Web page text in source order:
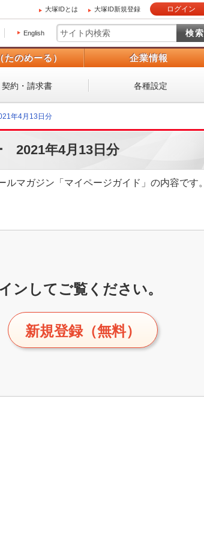
大塚IDとは 大塚ID新規登録 ログイン
English
たのめーる） 企業情報
契約・請求書 各種設定
年4月13日分
2021年4月13日分
マガジン「マイページガイド」の内容です。
ンしてご覧ください。
新規登録（無料）